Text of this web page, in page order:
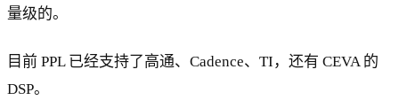
量级的。
目前 PPL 已经支持了高通、Cadence、TI，还有 CEVA 的
DSP。